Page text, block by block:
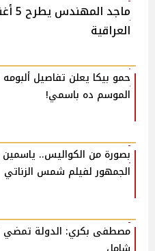
العراقية
حمو بيكا يعلن تفاصيل ألبومه
الموسم ده باسمي!
بصورة من الكواليس..
الجمهور لفيلم شمس الزناتي
مصطفى بكري: الدولة تمضي